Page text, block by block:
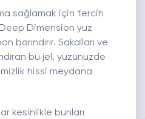
sağlamak için tercih
Dimension yüz
barındırır. Sakalları ve
bu jel, yüzünüzde
hissi meydana
kesinlikle bunları